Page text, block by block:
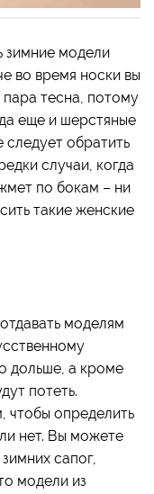
зимние модели
во время носки вы
пара тесна, потому
еще и шерстяные
обратить
случаи, когда
по бокам – ни
такие женские
моделям
дольше, а кроме
потеть.
чтобы определить
нет. Вы можете
сапог,
модели из